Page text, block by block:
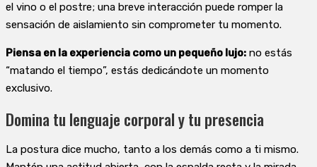
el vino o el postre; una breve interacción puede romper la
sensación de aislamiento sin comprometer tu momento.
Piensa en la experiencia como un pequeño lujo: no estás
“matando el tiempo”, estás dedicándote un momento
exclusivo.
Domina tu lenguaje corporal y tu presencia
La postura dice mucho, tanto a los demás como a ti mismo.